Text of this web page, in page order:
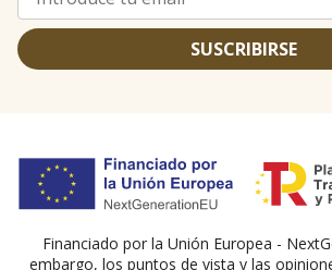
SUSCRIBIRSE
Financiado por la Unión Europea -
embargo, los puntos de vista y las